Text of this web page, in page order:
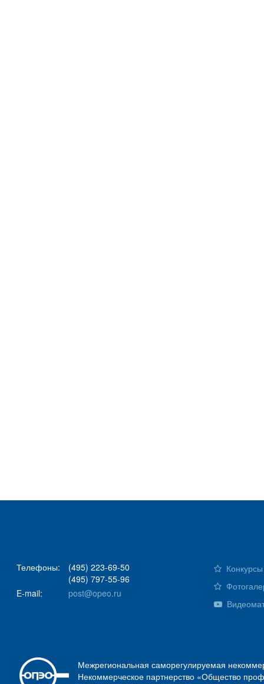
Телефоны:
(495) 223-69-50
(495) 797-55-96
E-mail:
post@opeo.ru
Межрегиональная саморегулируемая
Некоммерческое партнерство «Общество